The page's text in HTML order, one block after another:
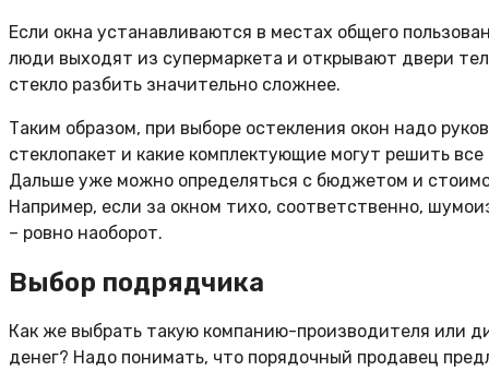
Если окна устанавливаются в местах общего
люди выходят из супермаркета и открывают двери
стекло разбить значительно сложнее.
Таким образом, при выборе остекления окон надо
стеклопакет и какие комплектующие могут решить
Дальше уже можно определяться с бюджетом и
Например, если за окном тихо, соответственно,
– ровно наоборот.
Выбор подрядчика
Как же выбрать такую компанию-производителя или
денег? Надо понимать, что порядочный продавец